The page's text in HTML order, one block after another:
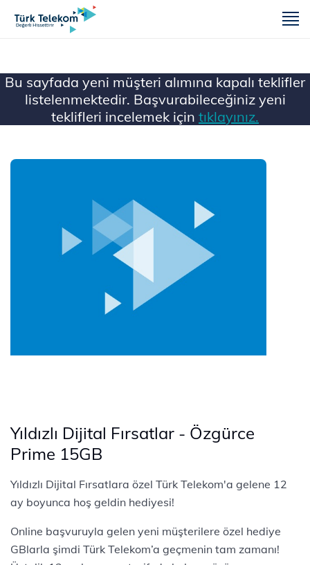
Bu sayfada yeni müşteri alımına kapalı teklifler
listelenmektedir. Başvurabileceğiniz yeni
teklifleri incelemek için tıklayınız.
Ana Sayfa Mobil
Yıldızlı Dijital Fırsatlar - Özgürce
Prime 15GB
Yıldızlı Dijital Fırsatlara özel Türk Telekom'a gelene 12
ay boyunca hoş geldin hediyesi!
Online başvuruyla gelen yeni müşterilere özel hediye
GBlarla şimdi Türk Telekom’a geçmenin tam zamanı!